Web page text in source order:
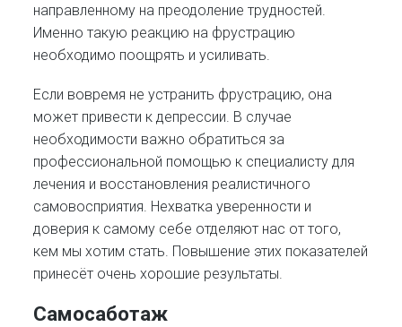
направленному на преодоление трудностей.
Именно такую реакцию на фрустрацию
необходимо поощрять и усиливать.
Если вовремя не устранить фрустрацию, она
может привести к депрессии. В случае
необходимости важно обратиться за
профессиональной помощью к специалисту для
лечения и восстановления реалистичного
самовосприятия. Нехватка уверенности и
доверия к самому себе отделяют нас от того,
кем мы хотим стать. Повышение этих показателей
принесёт очень хорошие результаты.
Самосаботаж